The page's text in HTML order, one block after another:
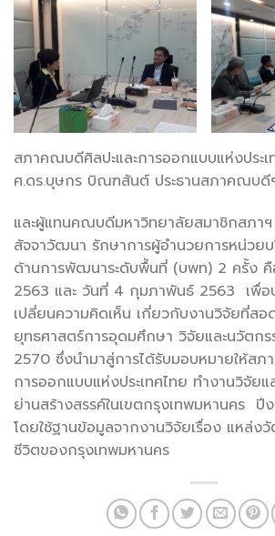
สภาคณบดีศิลปะและการออกแบบแห่งประเ
ศ.ดร.บุษกร บิณฑสันต์ ประธานสภาคณบดี
และผู้แทนคณบดีมหาวิทยาลัยสมาชิกสภา
สัจจาวัฒนา รักษาการผู้อำนวยการหน่วยบ
ด้านการพัฒนาระดับพื้นที่ (บพท) 2 ครั้ง
2563 และ วันที่ 4 กุมภาพันธ์ 2563 เพื่อ
เปลี่ยนความคิดเห็น เกี่ยวกับงานวิจัยที่สอ
ยุทธศาสตร์การอุดมศึกษา วิจัยและนวัตก
2570 ซึ่งนำมาสู่การได้รับมอบหมายให้สภ
การออกแบบแห่งประเทศไทย ทำงานวิจัยแ
ย่านสร้างสรรค์ในเขตกรุงเทพมหานคร ปี
โดยใช้ฐานข้อมูลจากงานวิจัยเรื่อง แหล่
ชีวิตของกรุงเทพมหานคร